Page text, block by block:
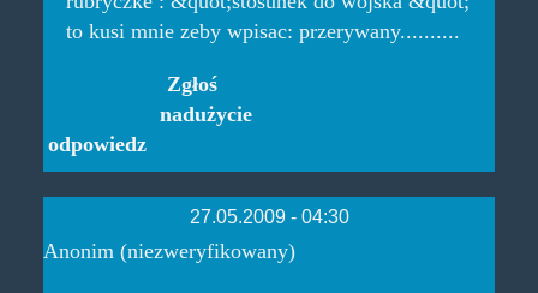
to kusi mnie zeby wpisac: przerywany..........
odpowiedz
Zgłoś
nadużycie
27.05.2009 - 04:30
Anonim (niezweryfikowany)